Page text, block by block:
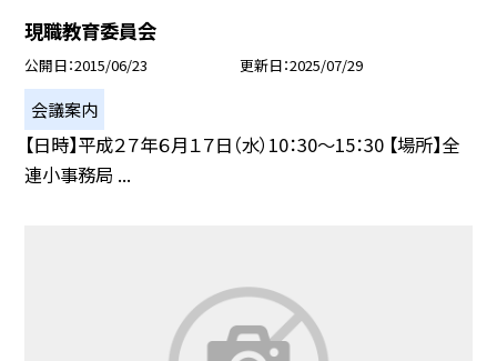
現職教育委員会
公開日 2015/06/23 更新日 2025/07/29
会議案内
【日時】平成２７年６月１７日（水）10：30〜15：30 【場所】全
連小事務局 ...